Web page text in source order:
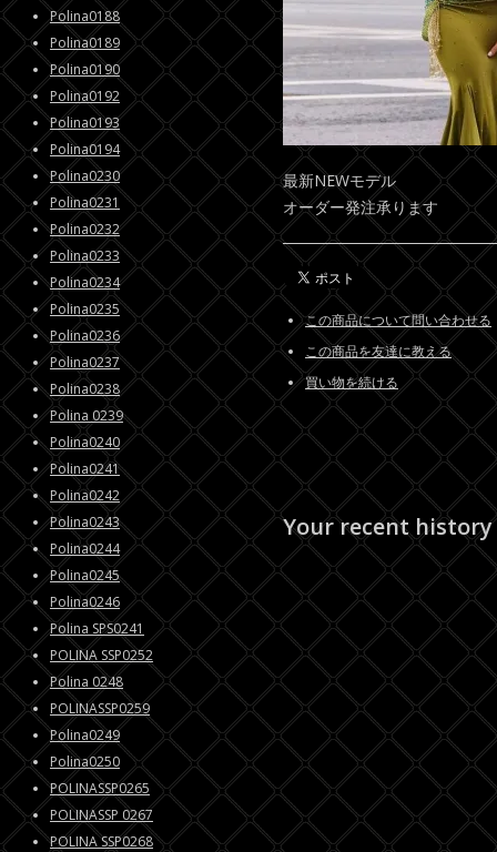
最新NEWモデル
オーダー発注承ります
この商品について問い合わせる
この商品を友達に教える
買い物を続ける
Your recent history
Polina0188
Polina0189
Polina0190
Polina0192
Polina0193
Polina0194
Polina0230
Polina0231
Polina0232
Polina0233
Polina0234
Polina0235
Polina0236
Polina0237
Polina0238
Polina 0239
Polina0240
Polina0241
Polina0242
Polina0243
Polina0244
Polina0245
Polina0246
Polina SPS0241
POLINA SSP0252
Polina 0248
POLINASSP0259
Polina0249
Polina0250
POLINASSP0265
POLINASSP 0267
POLINA SSP0268